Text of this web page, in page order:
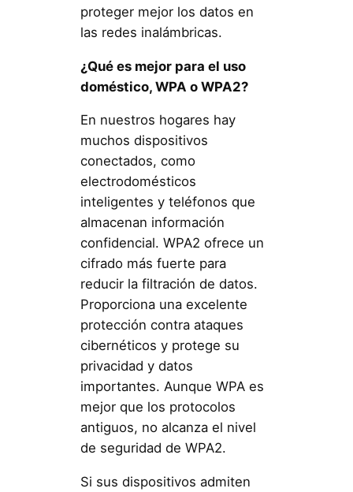
proteger mejor los datos en
las redes inalámbricas.
¿Qué es mejor para el uso
doméstico, WPA o WPA2?
En nuestros hogares hay
muchos dispositivos
conectados, como
electrodomésticos
inteligentes y teléfonos que
almacenan información
confidencial. WPA2 ofrece un
cifrado más fuerte para
reducir la filtración de datos.
Proporciona una excelente
protección contra ataques
cibernéticos y protege su
privacidad y datos
importantes. Aunque WPA es
mejor que los protocolos
antiguos, no alcanza el nivel
de seguridad de WPA2.
Si sus dispositivos admiten